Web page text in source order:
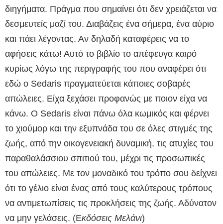
διηγήματα. Πράγμα που σημαίνει ότι δεν χρειάζεται να
δεσμευτείς μαζί του. Διαβάζεις ένα σήμερα, ένα αύριο
και πάει λέγοντας. Αν δηλαδή καταφέρεις να το
αφήσεις κάτω! Αυτό το βιβλίο το απέφευγα καιρό
κυρίως λόγω της περιγραφής του που αναφέρει ότι
εδώ ο Sedaris πραγματεύεται κάποιες σοβαρές
απώλειες. Είχα ξεχάσει προφανώς με ποιον είχα να
κάνω. Ο Sedaris είναι πάνω όλα κωμικός και φέρνει
το χιούμορ και την εξυπνάδα του σε όλες στιγμές της
ζωής, από την οικογενειακή δυναμική, τις ατυχίες του
παραθαλάσσιου σπιτιού του, μέχρι τις προσωπικές
του απώλειες. Με τον μοναδικό του τρόπο σου δείχνει
ότι το γέλιο είναι ένας από τους καλύτερους τρόπους
να αντιμετωπίσεις τις προκλήσεις της ζωής. Αδύνατον
να μην γελάσεις. (Εκδόσεις Μελάνι)